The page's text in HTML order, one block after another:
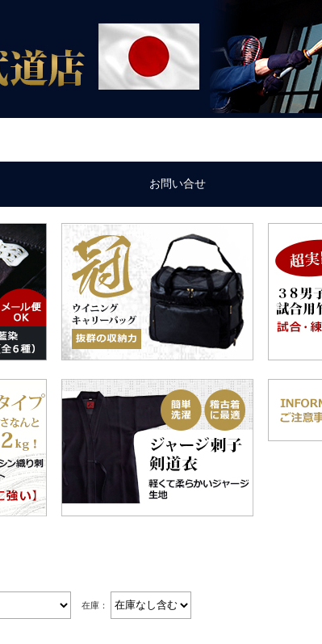
お問い合せ
在庫：